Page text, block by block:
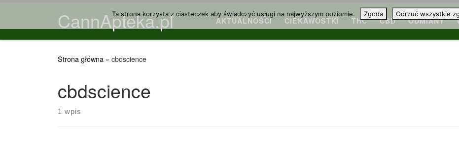
Przejdź do treściCannApteka.pl AKTUALNOŚCI CIEKAWOSTKI THC CBD ODMIANY
Strona główna » cbdscience
cbdscience
1 wpis
Ta strona korzysta z ciasteczek aby świadczyć usługi na najwyższym poziomie. Zgoda Odrzuć wszystkie